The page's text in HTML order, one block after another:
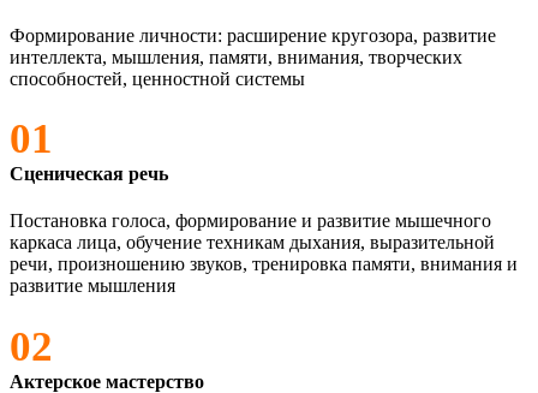
Формирование личности: расширение кругозора, развитие
интеллекта, мышления, памяти, внимания, творческих
способностей, ценностной системы
01
Сценическая речь
Постановка голоса, формирование и развитие мышечного
каркаса лица, обучение техникам дыхания, выразительной
речи, произношению звуков, тренировка памяти, внимания и
развитие мышления
02
Актерское мастерство